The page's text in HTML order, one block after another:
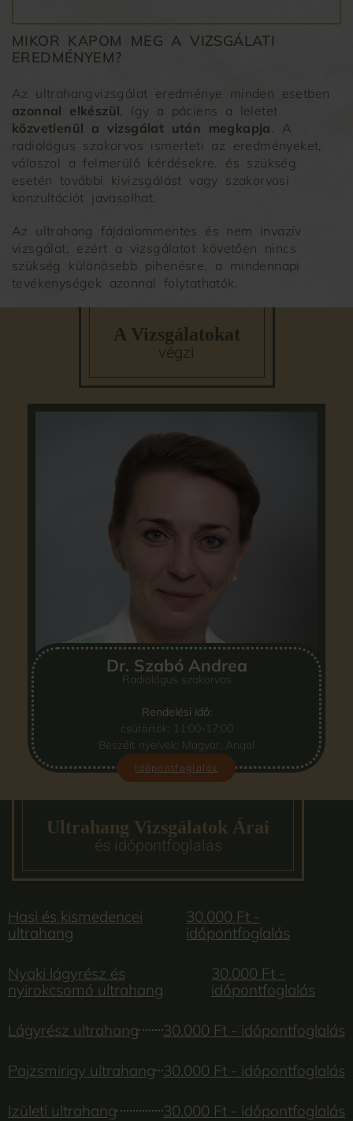
MIKOR KAPOM MEG A VIZSGÁLATI
EREDMÉNYEM?
Az ultrahangvizsgálat eredménye minden esetben
azonnal elkészül , így a páciens a leletet
közvetlenül a vizsgálat után megkapja . A
radiológus szakorvos ismerteti az eredményeket,
válaszol a felmerülő kérdésekre, és szükség
esetén további kivizsgálást vagy szakorvosi
konzultációt javasolhat.
Az ultrahang fájdalommentes és nem invazív
vizsgálat, ezért a vizsgálatot követően nincs
szükség különösebb pihenésre, a mindennapi
tevékenységek azonnal folytathatók.
A Vizsgálatokat
végzi
Dr. Szabó Andrea
Radiológus szakorvos
Rendelési idő:
csütörtök: 11:00-17:00
Beszélt nyelvek: Magyar, Angol
Időpontfoglalás
Ultrahang Vizsgálatok Árai
és időpontfoglalás
Hasi és kismedencei
ultrahang
30.000 Ft -
időpontfoglalás
Nyaki lágyrész és
nyirokcsomó ultrahang
30.000 Ft -
időpontfoglalás
Lágyrész ultrahang 30.000 Ft - időpontfoglalás
Pajzsmirigy ultrahang 30.000 Ft - időpontfoglalás
Izületi ultrahang 30.000 Ft - időpontfoglalás